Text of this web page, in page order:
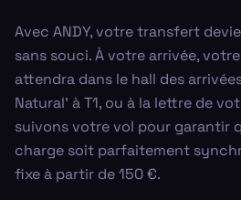
Avec ANDY, votre transfert
sans souci. À votre arrivée,
attendra dans le hall des
Natural' à T1, ou à la lettre de
suivons votre vol pour garantir
charge soit parfaitement
fixe à partir de 150 €.